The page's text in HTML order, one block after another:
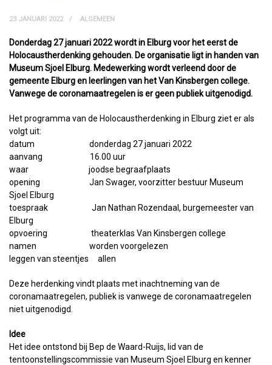
23 JANUARI 2022 ALGEMEEN
Donderdag 27 januari 2022 wordt in Elburg voor het eerst de
Holocaustherdenking gehouden. De organisatie ligt in handen van
Museum Sjoel Elburg. Medewerking wordt verleend door de
gemeente Elburg en leerlingen van het Van Kinsbergen college.
Vanwege de coronamaatregelen is er geen publiek uitgenodigd.
Het programma van de Holocaustherdenking in Elburg ziet er als
volgt uit:
datum donderdag 27 januari 2022
aanvang 16.00 uur
waar joodse begraafplaats
opening Jan Swager, voorzitter bestuur Museum
Sjoel Elburg
toespraak Jan Nathan Rozendaal, burgemeester van
Elburg
opvoering theaterklas Van Kinsbergen college
namen worden voorgelezen
leggen van steentjes allen
Deze herdenking vindt plaats met inachtneming van de
coronamaatregelen, publiek is vanwege de coronamaatregelen
niet uitgenodigd.
Idee
Het idee ontstond bij Bep de Waard-Ruijs, lid van de
tentoonstellingscommissie van Museum Sjoel Elburg en kenner